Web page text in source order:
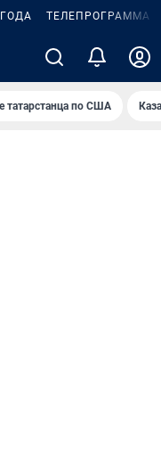
ТЕЛЕПРОГРАММА
татарстанца по США